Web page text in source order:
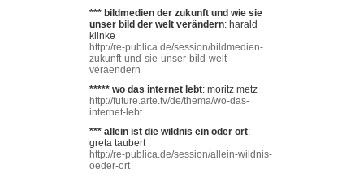
*** bildmedien der zukunft und wie sie
unser bild der welt verändern: harald
klinke
http://re-publica.de/session/bildmedien-
zukunft-und-sie-unser-bild-welt-
veraendern
***** wo das internet lebt: moritz metz
http://future.arte.tv/de/thema/wo-das-
internet-lebt
*** allein ist die wildnis ein öder ort:
greta taubert
http://re-publica.de/session/allein-wildnis-
oeder-ort